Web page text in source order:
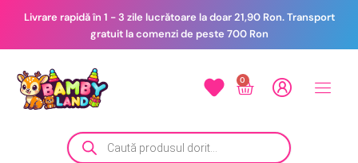
Livrare rapidă în 1 - 3 zile lucrătoare la doar 21,90 Ron. Transport
gratuit la comenzi de peste 700 Ron
0